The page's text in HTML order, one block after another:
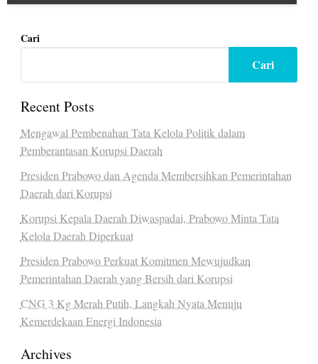
Cari
Cari
Recent Posts
Mengawal Pembenahan Tata Kelola Politik dalam
Pemberantasan Korupsi Daerah
Presiden Prabowo dan Agenda Membersihkan Pemerintahan
Daerah dari Korupsi
Korupsi Kepala Daerah Diwaspadai, Prabowo Minta Tata
Kelola Daerah Diperkuat
Presiden Prabowo Perkuat Komitmen Mewujudkan
Pemerintahan Daerah yang Bersih dari Korupsi
CNG 3 Kg Merah Putih, Langkah Nyata Menuju
Kemerdekaan Energi Indonesia
Archives